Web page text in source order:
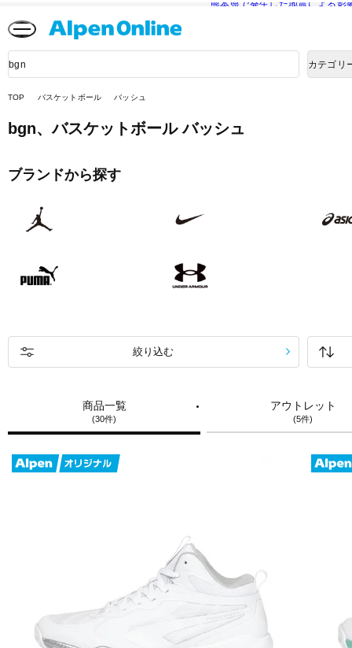
熊本県で発生した地震による影
品
検
カテゴリ
TOP バスケットボール バッシュ
bgn、バスケットボール バッシュ
ブランドから探す
商品一覧
(30件)
アウトレット
(5件)
絞り込む